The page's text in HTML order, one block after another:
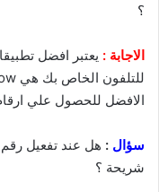
؟
الاجابة : يعتبر افضل
الافضل للحصول علي
سؤال : هل عند تفعيل
شريحة ؟